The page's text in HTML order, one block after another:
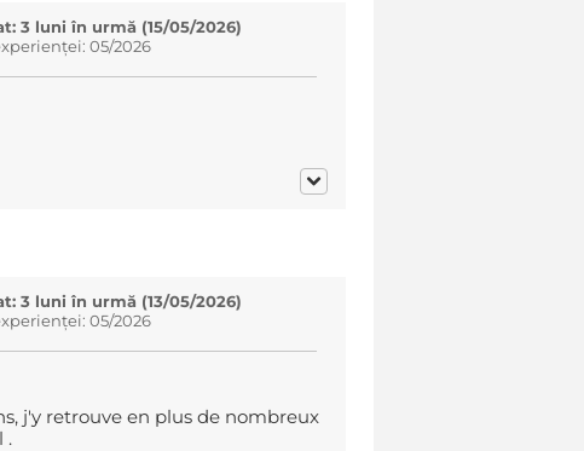
3 luni în urmă (15/05/2026)
05/2026
3 luni în urmă (13/05/2026)
05/2026
j'y retrouve en plus de nombreux
.